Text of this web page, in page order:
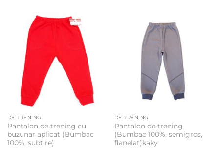
până
la
35,00 lei
35,00 lei
DE TRENING
Pantalon de trening cu
buzunar aplicat (Bumbac
100%, subtire)
DE TRENING
Pantalon de trening
(Bumbac 100%, semigros,
flanelat)kaky